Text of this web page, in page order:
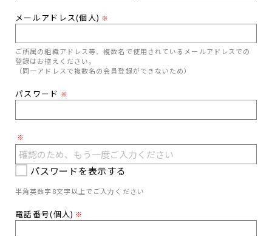
メールアドレス(個人) ※
ご所属の組織アドレス等、複数名で使用されているメールアドレスでの
登録はお控えください。
（同一アドレスで複数名の会員登録ができないため）
パスワード ※
※
パスワードを表示する
半角英数字8文字以上でご入力ください
電話番号(個人) ※